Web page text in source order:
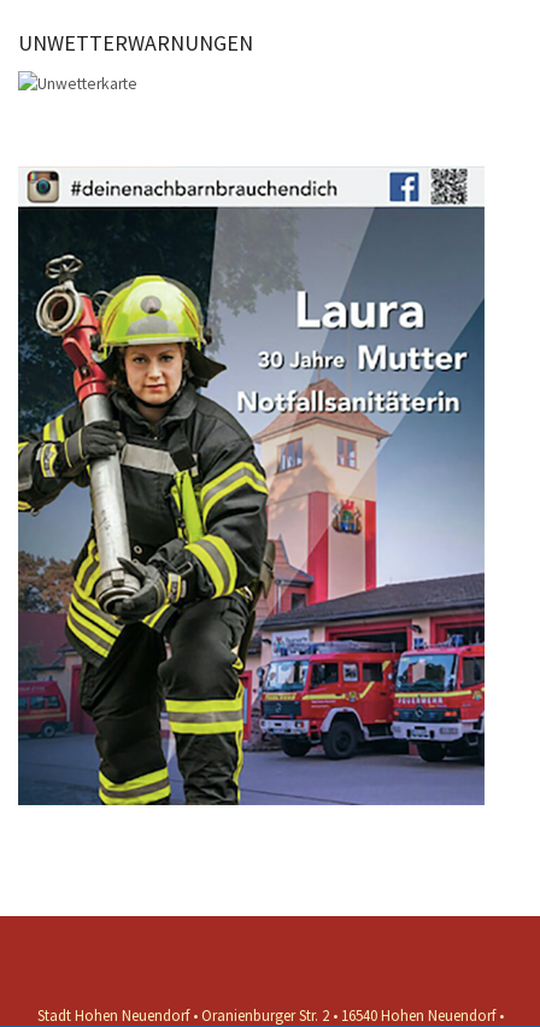
UNWETTERWARNUNGEN
Stadt Hohen Neuendorf • Oranienburger Str. 2 • 16540 Hohen Neuendorf •